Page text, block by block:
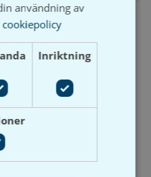
nummer: 9129
användning av
cookiepolicy
Inriktning